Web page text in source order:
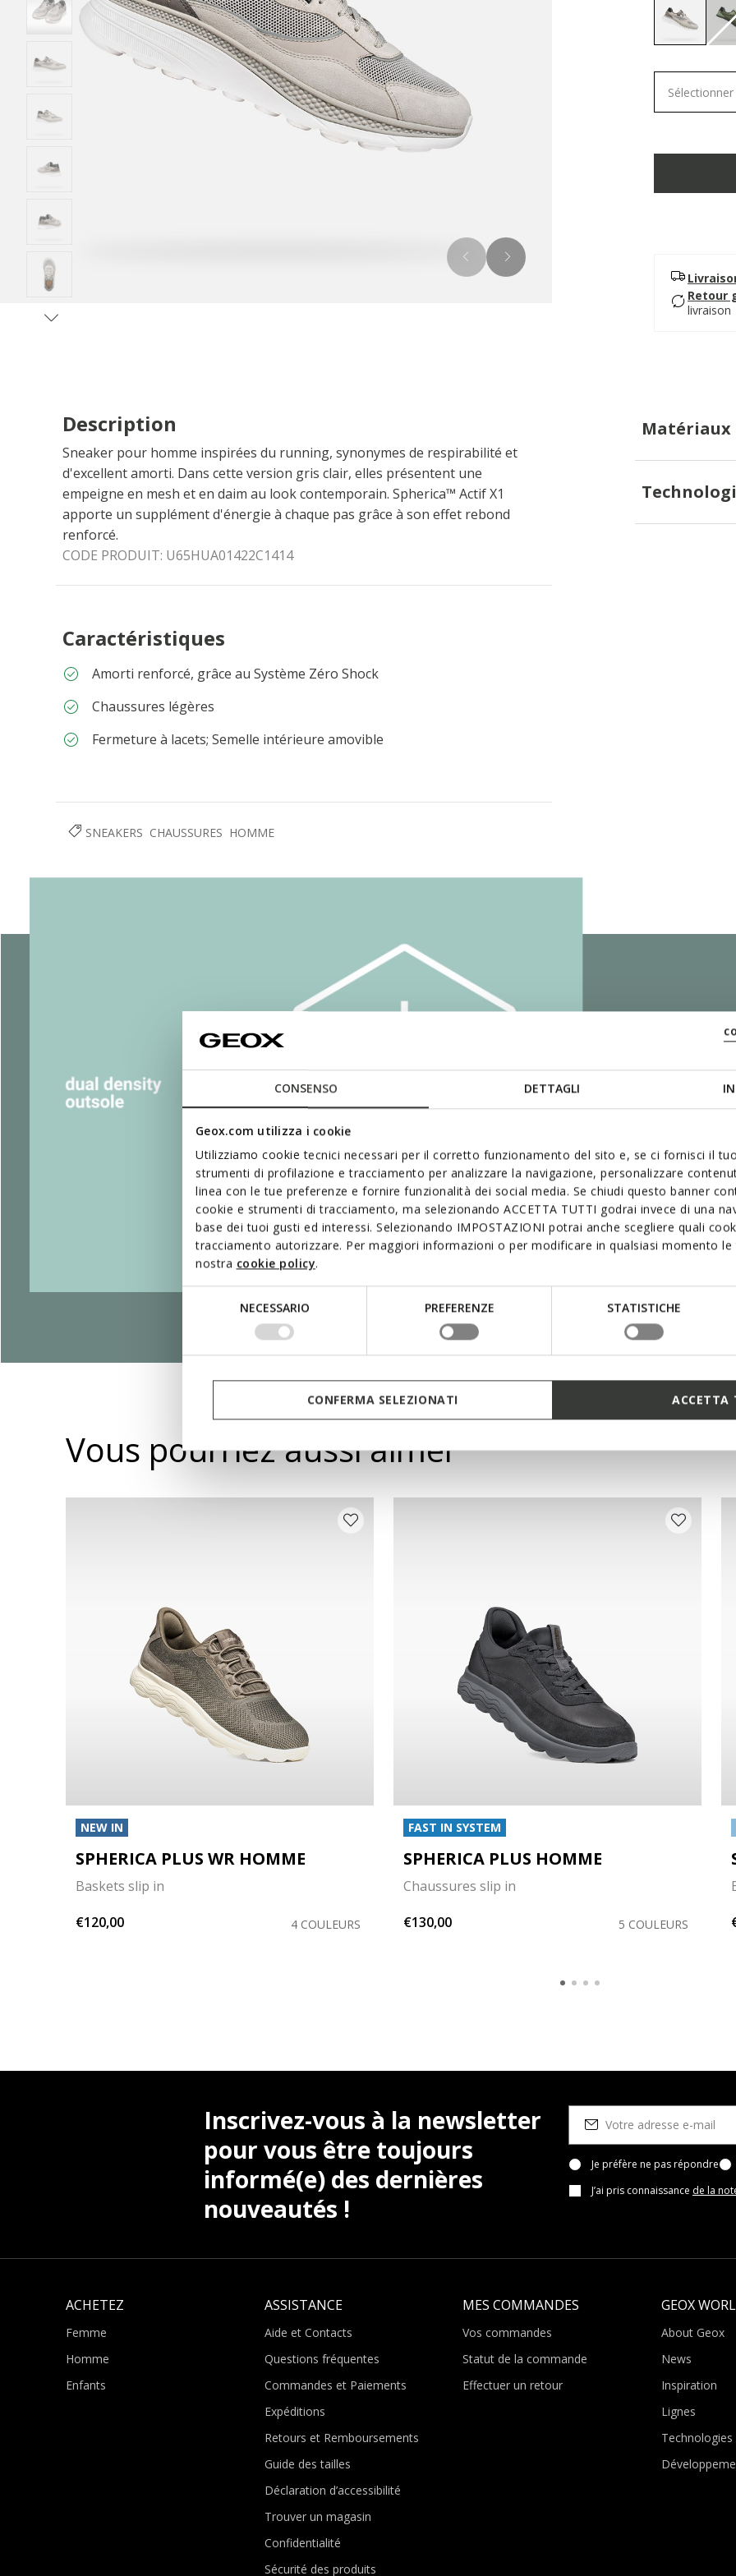
CONSENSO DETTAGLI
Geox.com utilizza i cookie
Utilizziamo cookie tecnici necessari per il corretto funzionamento del sito e, se ci fornisci il
strumenti di profilazione e tracciamento per analizzare la navigazione, personalizzare
linea con le tue preferenze e fornire funzionalità dei social media. Se chiudi questo banner
cookie e strumenti di tracciamento, ma selezionando ACCETTA TUTTI godrai invece di una
base dei tuoi gusti ed interessi. Selezionando IMPOSTAZIONI potrai anche scegliere quali
tracciamento autorizzare. Per maggiori informazioni o per modificare in qualsiasi momento
nostra cookie policy.
Selezione
NECESSARIO PREFERENZE STATISTICHE
CONFERMA SELEZIONATI ACCETTA
Retour
livraison
Description
Sneaker pour homme inspirées du running, synonymes de respirabilité et
d'excellent amorti. Dans cette version gris clair, elles présentent une
empeigne en mesh et en daim au look contemporain. Spherica™ Actif X1
apporte un supplément d'énergie à chaque pas grâce à son effet rebond
renforcé.
CODE PRODUIT: U65HUA01422C1414
Caractéristiques
Amorti renforcé, grâce au Système Zéro Shock
Chaussures légères
Fermeture à lacets; Semelle intérieure amovible
Matériaux
SNEAKERS CHAUSSURES HOMME
flexibilité
la pression du
assurant une
Vous pourriez aussi aimer
NEW IN
SPHERICA PLUS WR HOMME
Baskets slip in
€120,00
4 COULEURS
FAST IN SYSTEM
SPHERICA PLUS HOMME
Chaussures slip in
€130,00
5 COULEURS
Inscrivez-vous à la newsletter
pour vous être toujours
informé(e) des dernières
nouveautés !
Je préfère ne pas répondre
J’ai pris connaissance de la
ACHETEZ
Femme
Homme
Enfants
ASSISTANCE
Aide et Contacts
Questions fréquentes
Commandes et Paiements
Expéditions
Retours et Remboursements
Guide des tailles
Déclaration d’accessibilité
Trouver un magasin
Confidentialité
Sécurité des produits
MES COMMANDES
Vos commandes
Statut de la commande
Effectuer un retour
GEOX
About Geox
News
Inspiration
Lignes
Technologies